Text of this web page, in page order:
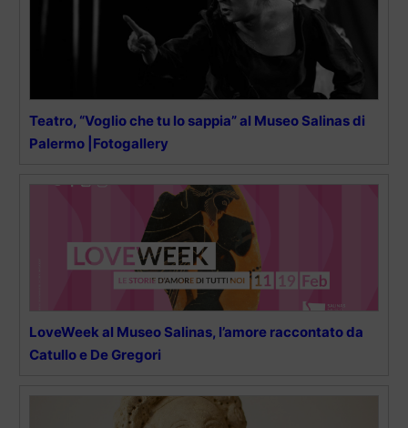
Teatro, “Voglio che tu lo sappia” al Museo Salinas di
Palermo |Fotogallery
LoveWeek al Museo Salinas, l’amore raccontato da
Catullo e De Gregori